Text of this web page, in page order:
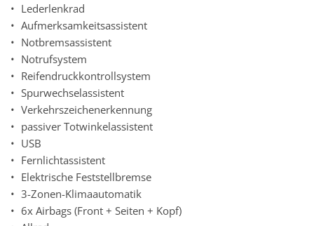
Lederlenkrad
Aufmerksamkeitsassistent
Notbremsassistent
Notrufsystem
Reifendruckkontrollsystem
Spurwechselassistent
Verkehrszeichenerkennung
passiver Totwinkelassistent
USB
Fernlichtassistent
Elektrische Feststellbremse
3-Zonen-Klimaautomatik
6x Airbags (Front + Seiten + Kopf)